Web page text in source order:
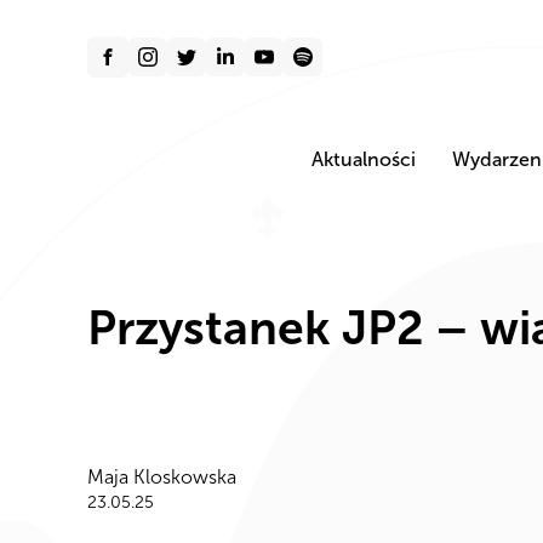
Aktualności
Przystanek JP2 –
Maja Kloskowska
23.05.25